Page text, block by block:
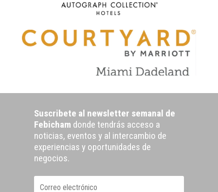
Suscribete al newsletter semanal de
Febicham donde tendrás acceso a
noticias, eventos y al intercambio de
experiencias y oportunidades de
negocios.